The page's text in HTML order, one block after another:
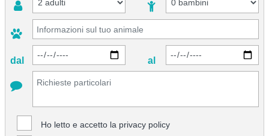
dal al
Ho letto e accetto la privacy policy